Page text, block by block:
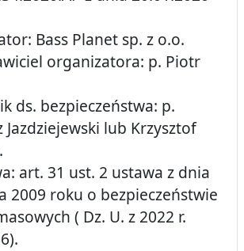
Bass Planet sp. z o.o.
organizatora: p. Piotr
ds. bezpieczeństwa: p.
Jazdziejewski lub Krzysztof
art. 31 ust. 2 ustawa z dnia
2009 roku o bezpieczeństwie
( Dz. U. z 2022 r.